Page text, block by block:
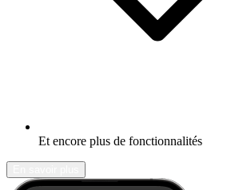
Et encore plus de fonctionnalités